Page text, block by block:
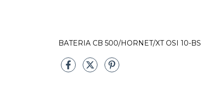
BATERIA CB 500/HORNET/XT OSI 10-BS